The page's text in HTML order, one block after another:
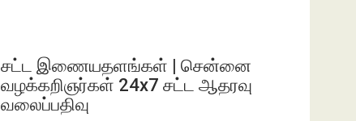
சட்ட இணையதளங்கள் | சென்னை
வழக்கறிஞர்கள் 24x7 சட்ட ஆதரவு
வலைப்பதிவு